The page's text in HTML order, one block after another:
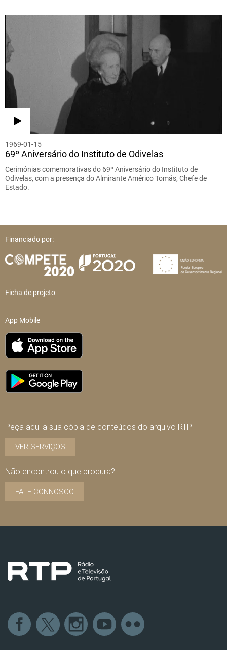
1969-01-15
69º Aniversário do Instituto de Odivelas
Cerimónias comemorativas do 69º Aniversário do Instituto de
Odivelas, com a presença do Almirante Américo Tomás, Chefe de
Estado.
Financiado por:
Ficha de projeto
App Mobile
Peça aqui a sua cópia de conteúdos do arquivo RTP
VER SERVIÇOS
Não encontrou o que procura?
FALE CONNOSCO